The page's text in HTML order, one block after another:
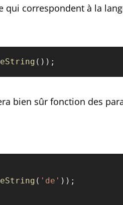
correspondent à la
());
bien sûr fonction des
( 'de' ));